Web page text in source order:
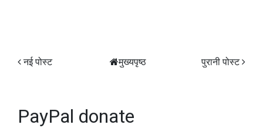
नई पोस्ट पुरानी पोस्ट
मुख्यपृष्ठ
PayPal donate